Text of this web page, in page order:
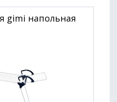
gimi напольная